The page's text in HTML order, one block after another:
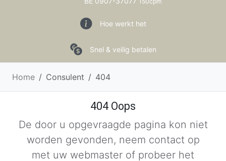
Hoe werkt het
Snel & veilig betalen
Home Consulent 404
404 Oops
De door u opgevraagde pagina kon niet
worden gevonden, neem contact op
met uw webmaster of probeer het